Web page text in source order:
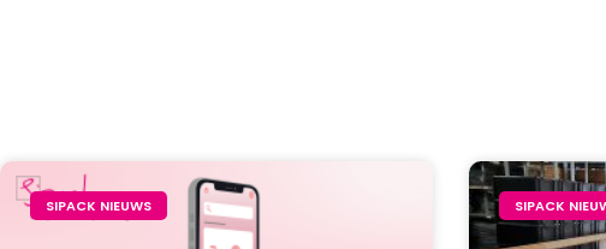
SIPACK NIEUWS SIPACK